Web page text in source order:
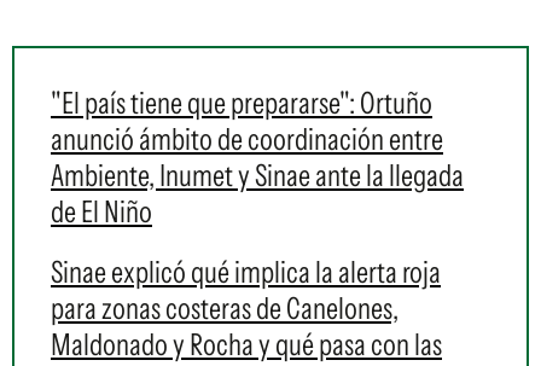
"El país tiene que prepararse": Ortuño
anunció ámbito de coordinación entre
Ambiente, Inumet y Sinae ante la llegada
de El Niño
Sinae explicó qué implica la alerta roja
para zonas costeras de Canelones,
Maldonado y Rocha y qué pasa con las